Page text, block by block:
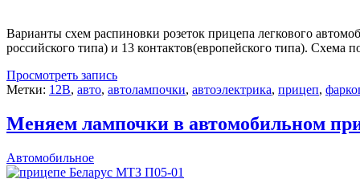
Варианты схем распиновки розеток прицепа легкового
российского типа) и 13 контактов(европейского типа).
Просмотреть запись
Метки: 12В, авто, автолампочки, автоэлектрика, прицеп,
Меняем лампочки в автомобильном
Автомобильное